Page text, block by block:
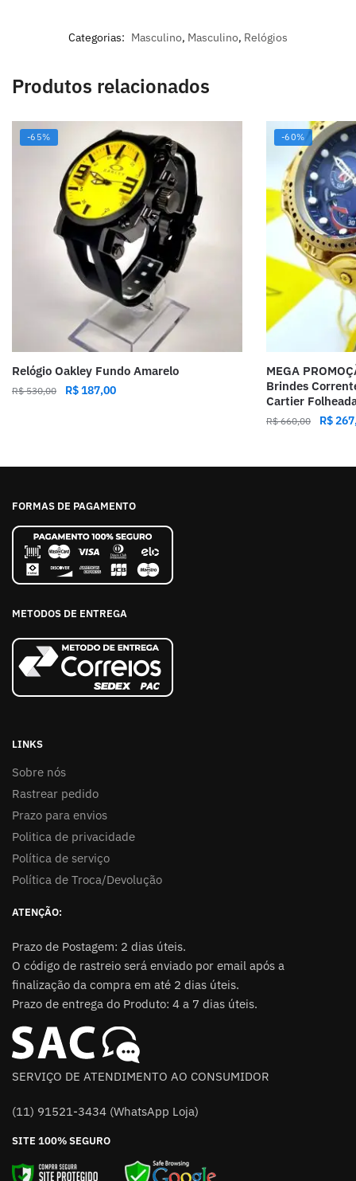
Categorias: Masculino, Masculino, Relógios
Produtos relacionados
-65%
Relógio Oakley Fundo Amarelo
R$530,00 R$187,00
-60%
MEGA
Brindes
Cartier
R$660,00 R$
FORMAS DE PAGAMENTO
METODOS DE ENTREGA
LINKS
Sobre nós
Rastrear pedido
Prazo para envios
Politica de privacidade
Política de serviço
Política de Troca/Devolução
ATENÇÃO:
Prazo de Postagem: 2 dias úteis.
O código de rastreio será enviado por email após a
finalização da compra em até 2 dias úteis.
Prazo de entrega do Produto: 4 a 7 dias úteis.
SERVIÇO DE ATENDIMENTO AO CONSUMIDOR
(11) 91521-3434 (WhatsApp Loja)
SITE 100% SEGURO